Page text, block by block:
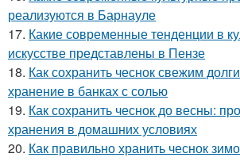
реализуются в Барнауле
17. Какие современные тенденции в
искусстве представлены в Пензе
18. Как сохранить чеснок свежим
хранение в банках с солью
19. Как сохранить чеснок до весны:
хранения в домашних условиях
20. Как правильно хранить чеснок